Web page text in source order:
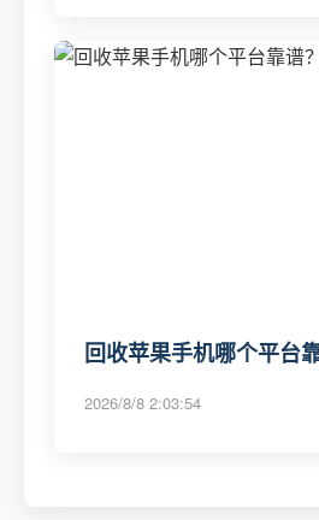
回收苹果手机哪个平台
2026/8/8 2:03:54